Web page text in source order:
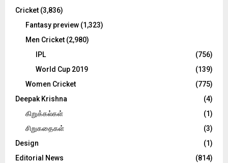
Cricket (3,836)
Fantasy preview (1,323)
Men Cricket (2,980)
IPL
(756)
World Cup 2019
(139)
Women Cricket
(775)
Deepak Krishna
(4)
கிறுக்கல்கள்
(1)
சிறுகதைகள்
(3)
Design
(1)
Editorial News
(814)